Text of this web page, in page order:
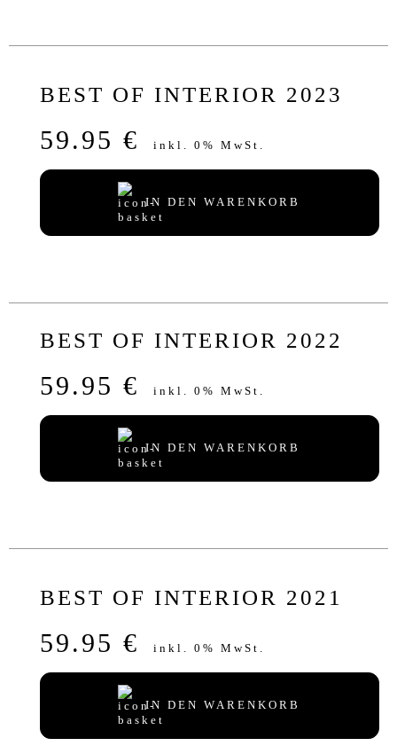
BEST OF INTERIOR 2023
59.95 € inkl. 0% MwSt.
IN DEN WARENKORB
BEST OF INTERIOR 2022
59.95 € inkl. 0% MwSt.
IN DEN WARENKORB
BEST OF INTERIOR 2021
59.95 € inkl. 0% MwSt.
IN DEN WARENKORB